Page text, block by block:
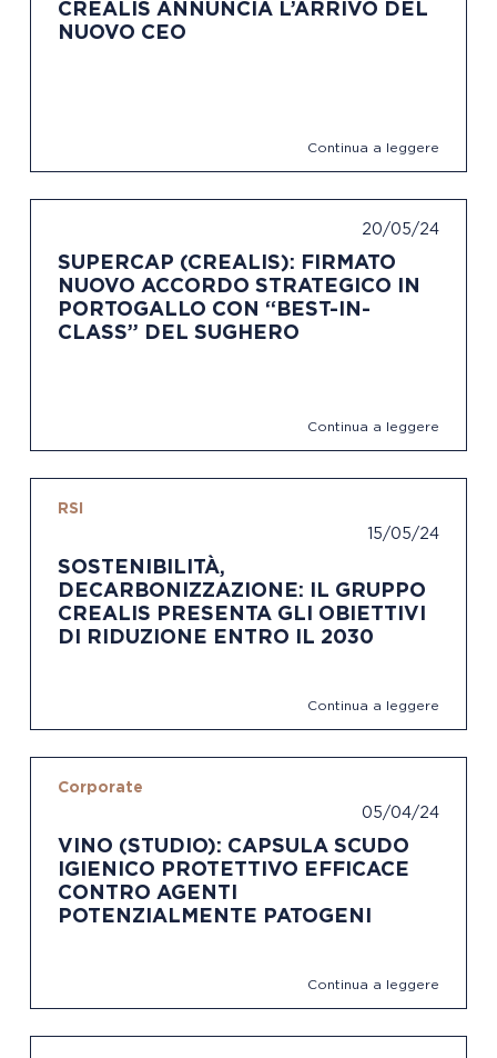
CREALIS ANNUNCIA L’ARRIVO DEL
NUOVO CEO
Continua a leggere
20/05/24
SUPERCAP (CREALIS): FIRMATO
NUOVO ACCORDO STRATEGICO IN
PORTOGALLO CON “BEST-IN-
CLASS” DEL SUGHERO
Continua a leggere
RSI
15/05/24
SOSTENIBILITÀ,
DECARBONIZZAZIONE: IL GRUPPO
CREALIS PRESENTA GLI OBIETTIVI
DI RIDUZIONE ENTRO IL 2030
Continua a leggere
Corporate
05/04/24
VINO (STUDIO): CAPSULA SCUDO
IGIENICO PROTETTIVO EFFICACE
CONTRO AGENTI
POTENZIALMENTE PATOGENI
Continua a leggere